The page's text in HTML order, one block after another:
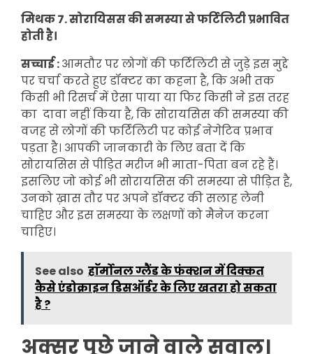
मिथक 7. सोरायिसस की समस्या से फर्टिलिटी प्रभावित
होती है।
सच्चाई :आमतौर पर लोगों की फर्टिलिटी से जुड़े इस मुद्दे
पर चर्चा करते हुए डॉक्टर का कहना है, कि अभी तक
किसी भी रिसर्च में ऐसा पाया या फिर किसी ने इस तरह
का दावा नहीं किया है, कि सोरायसिस की समस्या की
वजह से लोगों की फर्टिलिटी पर कोई नेगेटिव प्रभाव
पड़ता है। आपकी जानकारी के लिए बता दें कि
सोरायसिस से पीड़ित मरीज भी माता-पिता बन रहे हैं।
इसलिए जो कोई भी सोरायसिस की समस्या से पीड़ित है,
उनको ख़ास तौर पर अपने डॉक्टर की सलाह लेनी
चाहिए और इस समस्या के लक्षणों को मैनेज करना
चाहिए।
See also हाॅर्मोनल ग्लैंड के फंक्शन में दिक्कत
कैसे एंडोक्राइन डिसऑर्डर के लिए खतरा हो सकता
है ?
अक्सर पूछे जाने वाले सवाल।